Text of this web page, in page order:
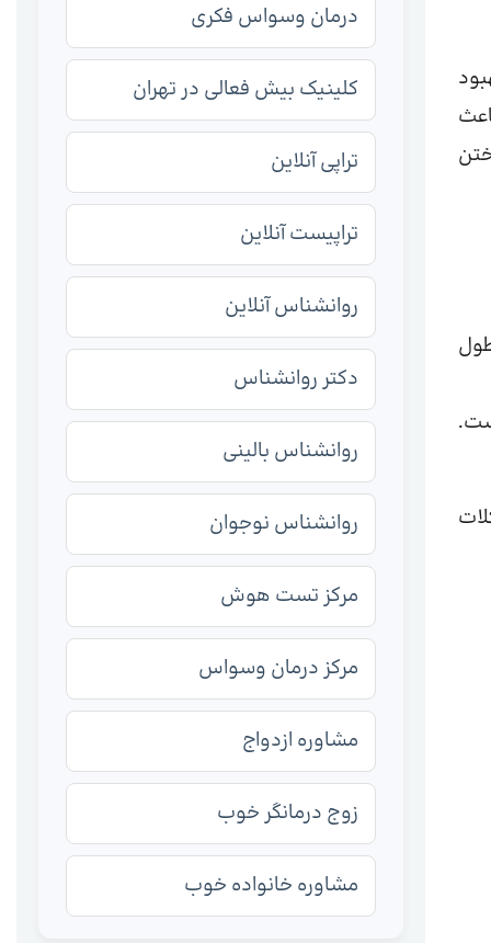
مردان در طول
درمان وسواس فکری
کلینیک بیش فعالی در تهران
تراپی آنلاین
تراپیست آنلاین
روانشناس آنلاین
دکتر روانشناس
روانشناس بالینی
روانشناس نوجوان
مرکز تست هوش
مرکز درمان وسواس
مشاوره ازدواج
زوج درمانگر خوب
مشاوره خانواده خوب